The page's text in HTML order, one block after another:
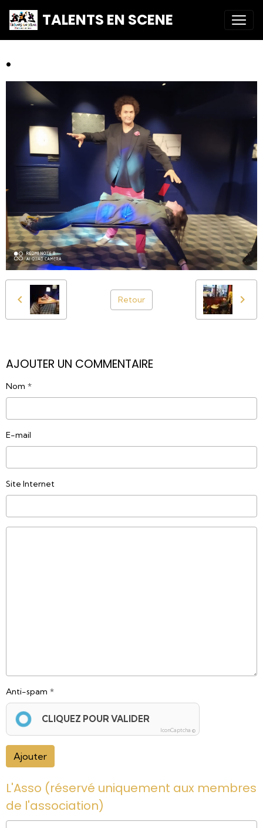
TALENTS EN SCENE
.
Retour
AJOUTER UN COMMENTAIRE
Nom
E-mail
Site Internet
Anti-spam
CLIQUEZ POUR VALIDER
IconCaptcha ©
Ajouter
L'Asso (réservé uniquement aux membres
de l'association)